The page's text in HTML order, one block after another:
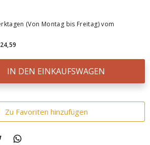
(Von Montag bis Freitag) vom
IN DEN EINKAUFSWAGEN
Zu Favoriten hinzufügen